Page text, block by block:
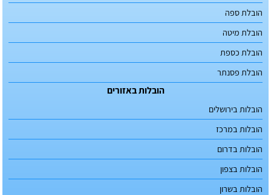
הובלת ספה
הובלת מיטה
הובלת כספת
הובלת פסנתר
הובלות באזורים
הובלות בירושלים
הובלות במרכז
הובלות בדרום
הובלות בצפון
הובלות בשרון